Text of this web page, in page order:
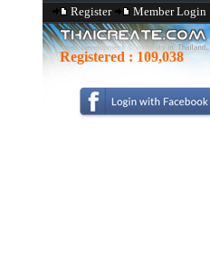
Register Member Login
Registered : 109,038